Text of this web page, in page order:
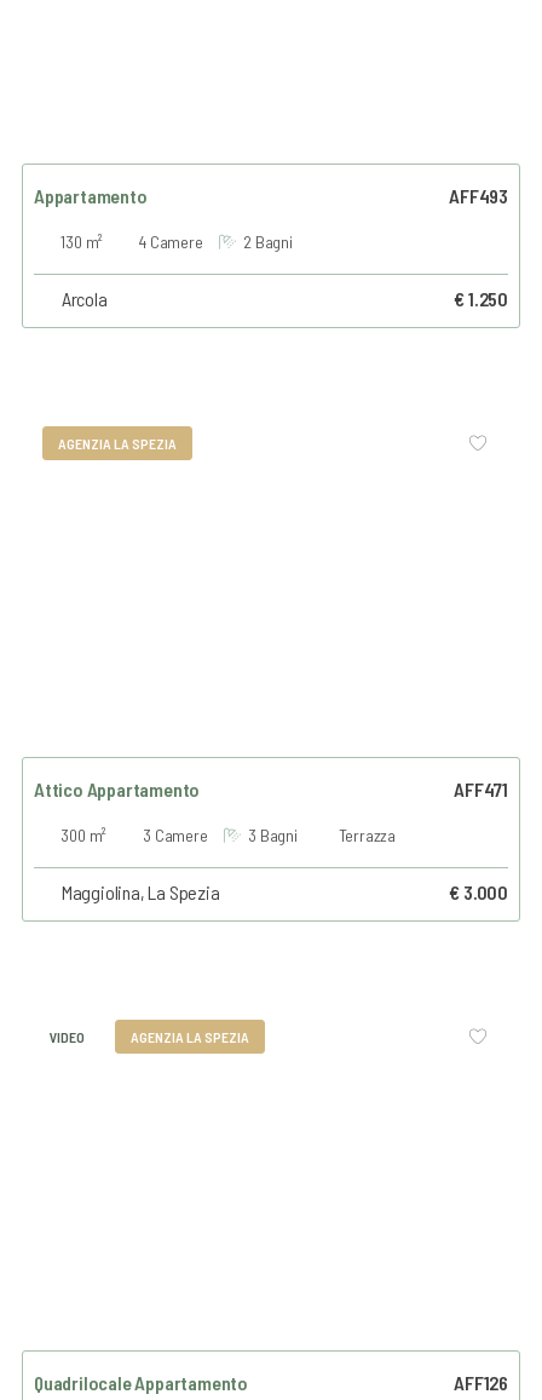
Appartamento AFF493
130 m² 4 Camere 2 Bagni
Arcola € 1.250
AGENZIA LA SPEZIA
Attico Appartamento AFF471
300 m² 3 Camere 3 Bagni Terrazza
Maggiolina, La Spezia € 3.000
VIDEO AGENZIA LA SPEZIA
Quadrilocale Appartamento AFF126